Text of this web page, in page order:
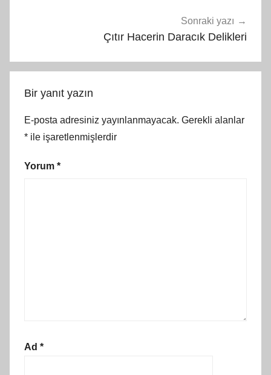
Sonraki yazı
Çıtır Hacerin Daracık Delikleri
Bir yanıt yazın
E-posta adresiniz yayınlanmayacak. Gerekli alanlar
* ile işaretlenmişlerdir
Yorum *
Ad *